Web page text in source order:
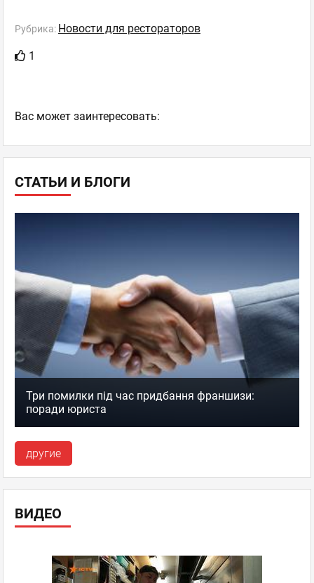
СТАТЬИ И БЛОГИ
Три помилки під час придбання франшизи:
поради юриста
другие
ВИДЕО
Рубрика: Новости для рестораторов
1
Ваc может заинтересовать: